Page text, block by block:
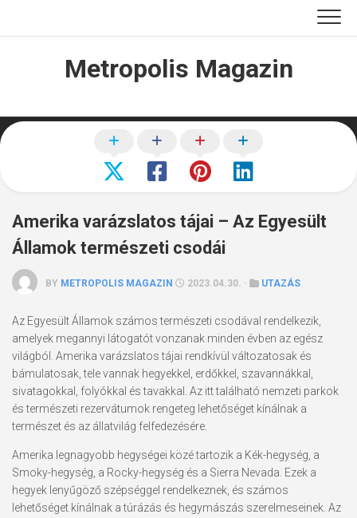
Metropolis Magazin
Amerika varázslatos tájai – Az Egyesült
Államok természeti csodái
BY METROPOLIS MAGAZIN 2023.04.30. · UTAZÁS
Az Egyesült Államok számos természeti csodával rendelkezik,
amelyek megannyi látogatót vonzanak minden évben az egész
világból. Amerika varázslatos tájai rendkívül változatosak és
bámulatosak, tele vannak hegyekkel, erdőkkel, szavannákkal,
sivatagokkal, folyókkal és tavakkal. Az itt található nemzeti parkok
és természeti rezervátumok rengeteg lehetőséget kínálnak a
természet és az állatvilág felfedezésére.
Amerika legnagyobb hegységei közé tartozik a Kék-hegység, a
Smoky-hegység, a Rocky-hegység és a Sierra Nevada. Ezek a
hegyek lenyűgöző szépséggel rendelkeznek, és számos
lehetőséget kínálnak a túrázás és hegymászás szerelmeseinek. Az